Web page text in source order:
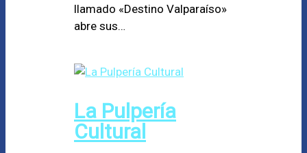
llamado «Destino Valparaíso»
abre sus…
La Pulpería
Cultural